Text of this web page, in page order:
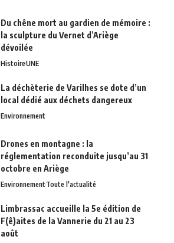
Du chêne mort au gardien de mémoire :
la sculpture du Vernet d’Ariège
dévoilée
HistoireUNE
La déchèterie de Varilhes se dote d’un
local dédié aux déchets dangereux
Environnement
Drones en montagne : la
réglementation reconduite jusqu’au 31
octobre en Ariège
EnvironnementToute l'actualité
Limbrassac accueille la 5e édition de
F(ê)aites de la Vannerie du 21 au 23
août